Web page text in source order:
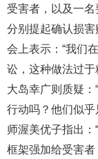
受害者，以及一
分别提起确认损
会上表示：“我们
讼，这种做法过
大岛幸广则质疑：
行动吗？他们似
师渥美优子指出
框架强加给受害